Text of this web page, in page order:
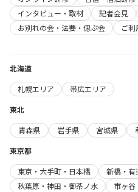
インタビュー・取材
記者会見
お別れの会・法要・偲ぶ会
ご利
北海道
札幌エリア
帯広エリア
東北
青森県
岩手県 宮城県
東京都
東京・大手町・日本橋
新橋・有
秋葉原・神田・御茶ノ水
市ヶ谷